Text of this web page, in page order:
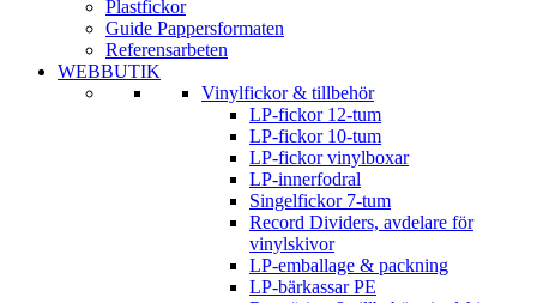
Plastfickor
Guide Pappersformaten
Referensarbeten
WEBBUTIK
Vinylfickor & tillbehör
LP-fickor 12-tum
LP-fickor 10-tum
LP-fickor vinylboxar
LP-innerfodral
Singelfickor 7-tum
Record Dividers, avdelare för
vinylskivor
LP-emballage & packning
LP-bärkassar PE